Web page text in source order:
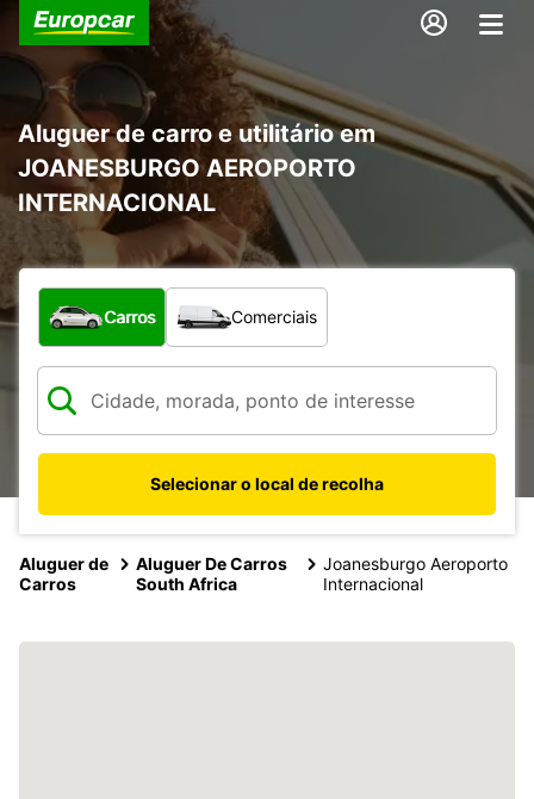
Aluguer de carro e utilitário em
JOANESBURGO AEROPORTO
INTERNACIONAL
Que tipo de veículo pretende?
Carros Comerciais
Selecionar o local de recolha
Aluguer de
Carros
Aluguer De Carros
South Africa
Joanesburgo Aeroporto
Internacional